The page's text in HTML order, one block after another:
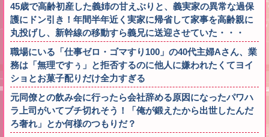
45歳で高齢初産した義姉の甘えぶりと、義実家の異常な過保
護にドン引き！年間半年近く実家に帰省して家事を高齢親に
丸投げし、新幹線の移動すら義兄に送迎させていた・・・
職場にいる「仕事ゼロ・ゴマすり100」の40代主婦Aさん、業
務は「無理ですぅ」と拒否するのに他人に嫌われたくてヨイ
ショとお菓子配りだけ全力すぎる
元同僚との飲み会に行ったら会社辞める原因になったパワハ
ラ上司がいてブチ切れそう！「俺が鍛えたから出世したんだ
ろ奢れ」とか何様のつもりだ？